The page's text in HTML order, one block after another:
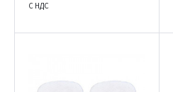
С НДС